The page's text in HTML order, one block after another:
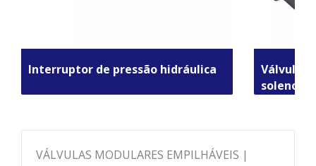
Interruptor de pressão hidráulica
Válvulas
VÁLVULAS MODULARES EMPILHÁVEIS ​​|